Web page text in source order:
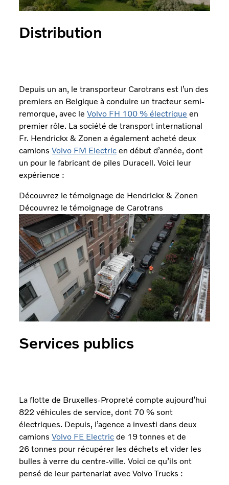
Distribution
Depuis un an, le transporteur Carotrans est l’un des
premiers en Belgique à conduire un tracteur semi-
remorque, avec leVolvo FH 100 % électrique en
premier rôle. La société de transport international
Fr. Hendrickx & Zonen a également acheté deux
camionsVolvo FM Electric en début d’année, dont
un pour le fabricant de piles Duracell. Voici leur
expérience :
Découvrez le témoignage de Hendrickx & Zonen
Découvrez le témoignage de Carotrans
Services publics
La flotte de Bruxelles-Propreté compte aujourd’hui
822 véhicules de service, dont 70 % sont
électriques. Depuis, l’agence a investi dans deux
camionsVolvo FE Electric de 19 tonnes et de
26 tonnes pour récupérer les déchets et vider les
bulles à verre du centre-ville. Voici ce qu’ils ont
pensé de leur partenariat avec Volvo Trucks :